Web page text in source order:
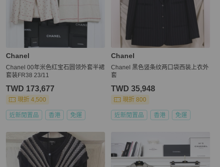
Chanel
Chanel 00年米色红宝石圆领外套半裙
套装FR38 23/11
TWD 173,677
現折 4,500
近新閒置品 香港 免運
Chanel
Chanel 黑色竖条纹两口袋西装上衣外
套
TWD 35,948
現折 800
近新閒置品 香港 免運